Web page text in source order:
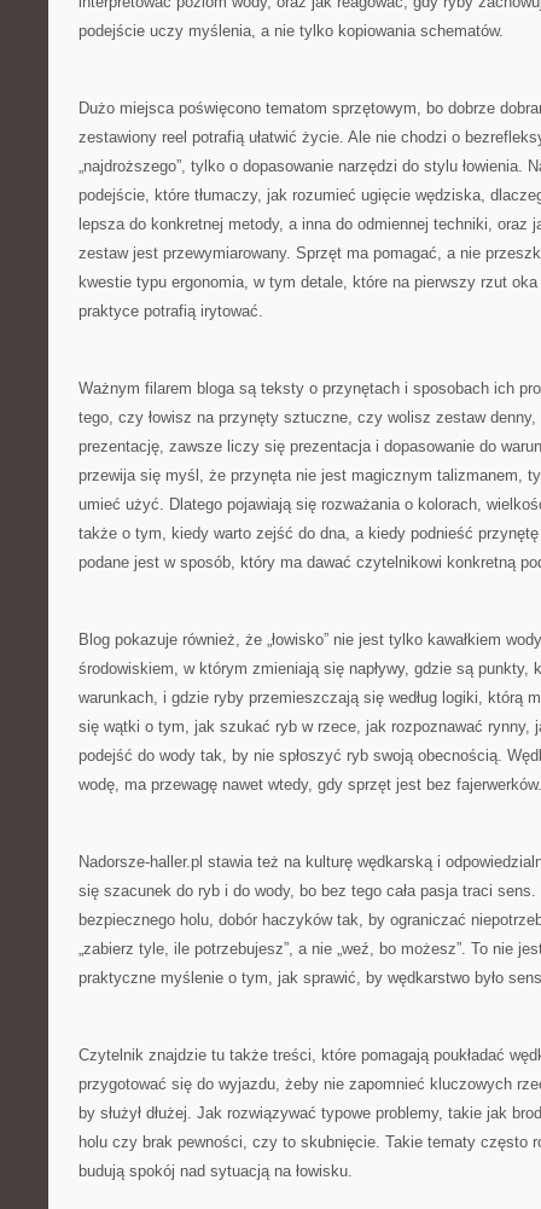
podejście uczy myślenia, a nie tylko kopiowania schematów.
Dużo miejsca poświęcono tematom sprzętowym, bo dobrze
zestawiony reel potrafią ułatwić życie. Ale nie chodzi o
„najdroższego”, tylko o dopasowanie narzędzi do stylu łowienia.
podejście, które tłumaczy, jak rozumieć ugięcie wędziska,
lepsza do konkretnej metody, a inna do odmiennej techniki, oraz
zestaw jest przewymiarowany. Sprzęt ma pomagać, a nie
kwestie typu ergonomia, w tym detale, które na pierwszy rzut
praktyce potrafią irytować.
Ważnym filarem bloga są teksty o przynętach i sposobach ich
tego, czy łowisz na przynęty sztuczne, czy wolisz zestaw
prezentację, zawsze liczy się prezentacja i dopasowanie do
przewija się myśl, że przynęta nie jest magicznym talizmanem,
umieć użyć. Dlatego pojawiają się rozważania o kolorach,
także o tym, kiedy warto zejść do dna, a kiedy podnieść przynętę
podane jest w sposób, który ma dawać czytelnikowi konkretną
Blog pokazuje również, że „łowisko” nie jest tylko kawałkiem
środowiskiem, w którym zmieniają się napływy, gdzie są punkty,
warunkach, i gdzie ryby przemieszczają się według logiki, którą
się wątki o tym, jak szukać ryb w rzece, jak rozpoznawać rynny,
podejść do wody tak, by nie spłoszyć ryb swoją obecnością.
wodę, ma przewagę nawet wtedy, gdy sprzęt jest bez fajerwerków.
Nadorsze-haller.pl stawia też na kulturę wędkarską i
się szacunek do ryb i do wody, bo bez tego cała pasja traci
bezpiecznego holu, dobór haczyków tak, by ograniczać
„zabierz tyle, ile potrzebujesz”, a nie „weź, bo możesz”. To nie
praktyczne myślenie o tym, jak sprawić, by wędkarstwo było
Czytelnik znajdzie tu także treści, które pomagają poukładać
przygotować się do wyjazdu, żeby nie zapomnieć kluczowych
by służył dłużej. Jak rozwiązywać typowe problemy, takie jak
holu czy brak pewności, czy to skubnięcie. Takie tematy często
budują spokój nad sytuacją na łowisku.